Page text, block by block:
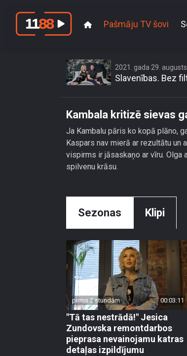
Pašmāju TV šovi
2021. gada 29.
Slavenības. Bez
Kambala kritizē sievas
Ja Kambalu pāris ko kopā plāno,
Kaspars nav mierā ar rezultātu un
vispirms ir jāsaskaņo ar vīru.
spilvenu krāsu.
Sezonas Klipi
pirms 2 stundām 00:03:11
"Tā tas nestrādā!" Jesica
Zundovska remontdarbos
pieprasa nevainojamu katras
detaļas izpildījumu